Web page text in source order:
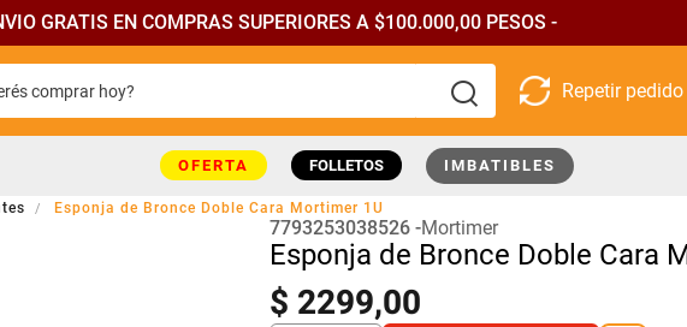
GRATIS EN COMPRAS SUPERIORES A $100.000,00 PESOS -
comprar hoy?
OFERTA FOLLETOS IMBATIBLES
Esponja de Bronce Doble Cara Mortimer 1U
7793253038526 Mortimer
Esponja de Bronce Doble Cara
$ 2299,00
buscados